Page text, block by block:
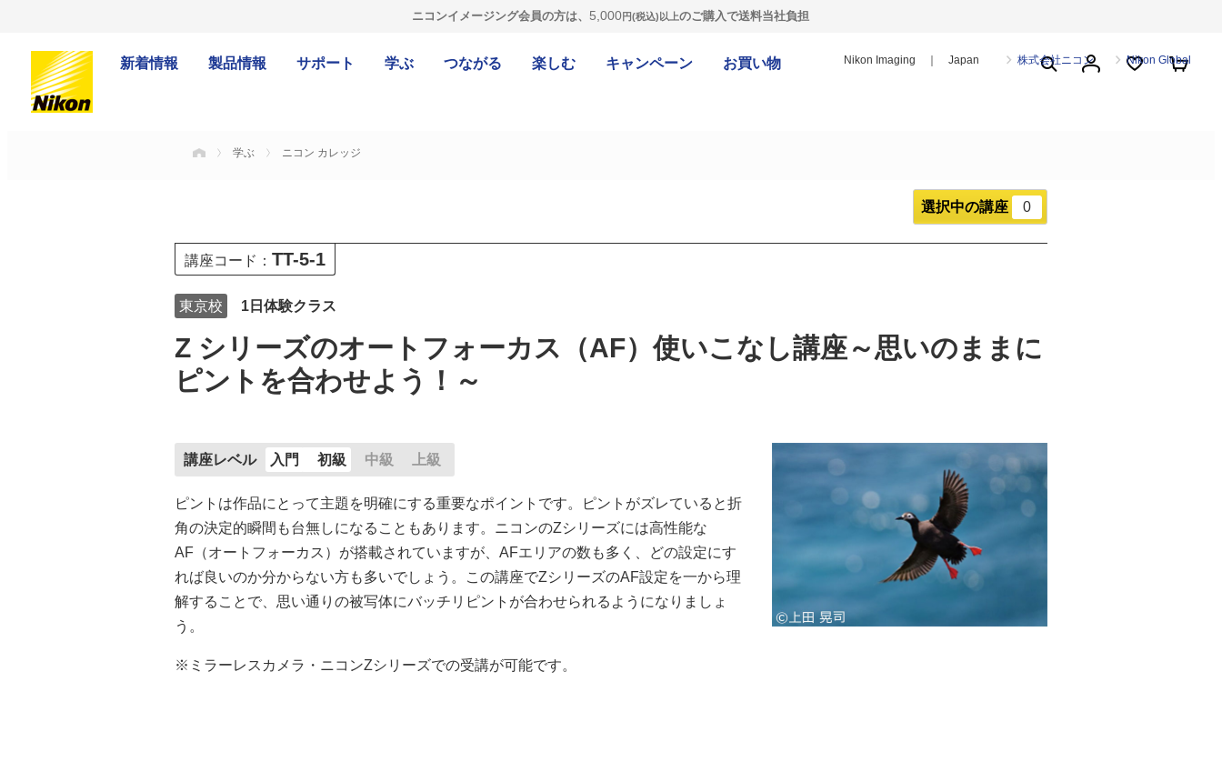
ニコンイメージング会員の方は、 5,000円(税込)以上のご購入で送料当社負担
新着情報 製品情報 サポート 学ぶ つながる 楽しむ キャンペーン お買い物 Nikon Imaging ｜ Japan 株式会社ニコン Nikon Global
HOME学ぶ ニコン カレッジ
選択中の講座 0
講座コード： TT-5-1
東京校 1日体験クラス
Z シリーズのオートフォーカス（AF）使いこなし講座～思いのままに
ピントを合わせよう！～
講座レベル 入門 初級 中級 上級
ピントは作品にとって主題を明確にする重要なポイントです。ピントがズレていると折
角の決定的瞬間も台無しになることもあります。ニコンのZシリーズには高性能な
AF（オートフォーカス）が搭載されていますが、AFエリアの数も多く、どの設定にす
れば良いのか分からない方も多いでしょう。この講座でZシリーズのAF設定を一から理
解することで、思い通りの被写体にバッチリピントが合わせられるようになりましょ
う。
※ミラーレスカメラ・ニコンZシリーズでの受講が可能です。